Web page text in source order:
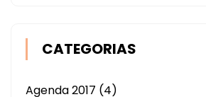
CATEGORIAS
Agenda 2017 (4)